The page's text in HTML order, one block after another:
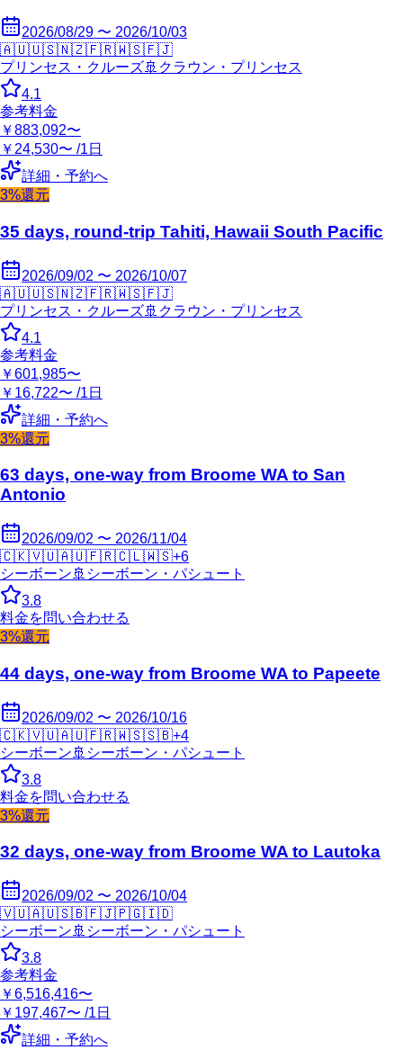
2026/08/29 〜 2026/10/03
🇦🇺🇺🇸🇳🇿🇫🇷🇼🇸🇫🇯
プリンセス・クルーズ🚢 クラウン・プリンセス
4.1
参考料金
￥883,092〜
￥24,530〜 /1日
詳細・予約へ
3%還元
35 days, round-trip Tahiti, Hawaii South Pacific
2026/09/02 〜 2026/10/07
🇦🇺🇺🇸🇳🇿🇫🇷🇼🇸🇫🇯
プリンセス・クルーズ🚢 クラウン・プリンセス
4.1
参考料金
￥601,985〜
￥16,722〜 /1日
詳細・予約へ
3%還元
63 days, one-way from Broome WA to San
Antonio
2026/09/02 〜 2026/11/04
🇨🇰🇻🇺🇦🇺🇫🇷🇨🇱🇼🇸+6
シーボーン 🚢 シーボーン・パシュート
3.8
料金を問い合わせる
3%還元
44 days, one-way from Broome WA to Papeete
2026/09/02 〜 2026/10/16
🇨🇰🇻🇺🇦🇺🇫🇷🇼🇸🇸🇧+4
シーボーン 🚢 シーボーン・パシュート
3.8
料金を問い合わせる
3%還元
32 days, one-way from Broome WA to Lautoka
2026/09/02 〜 2026/10/04
🇻🇺🇦🇺🇸🇧🇫🇯🇵🇬🇮🇩
シーボーン 🚢 シーボーン・パシュート
3.8
参考料金
￥6,516,416〜
￥197,467〜 /1日
詳細・予約へ